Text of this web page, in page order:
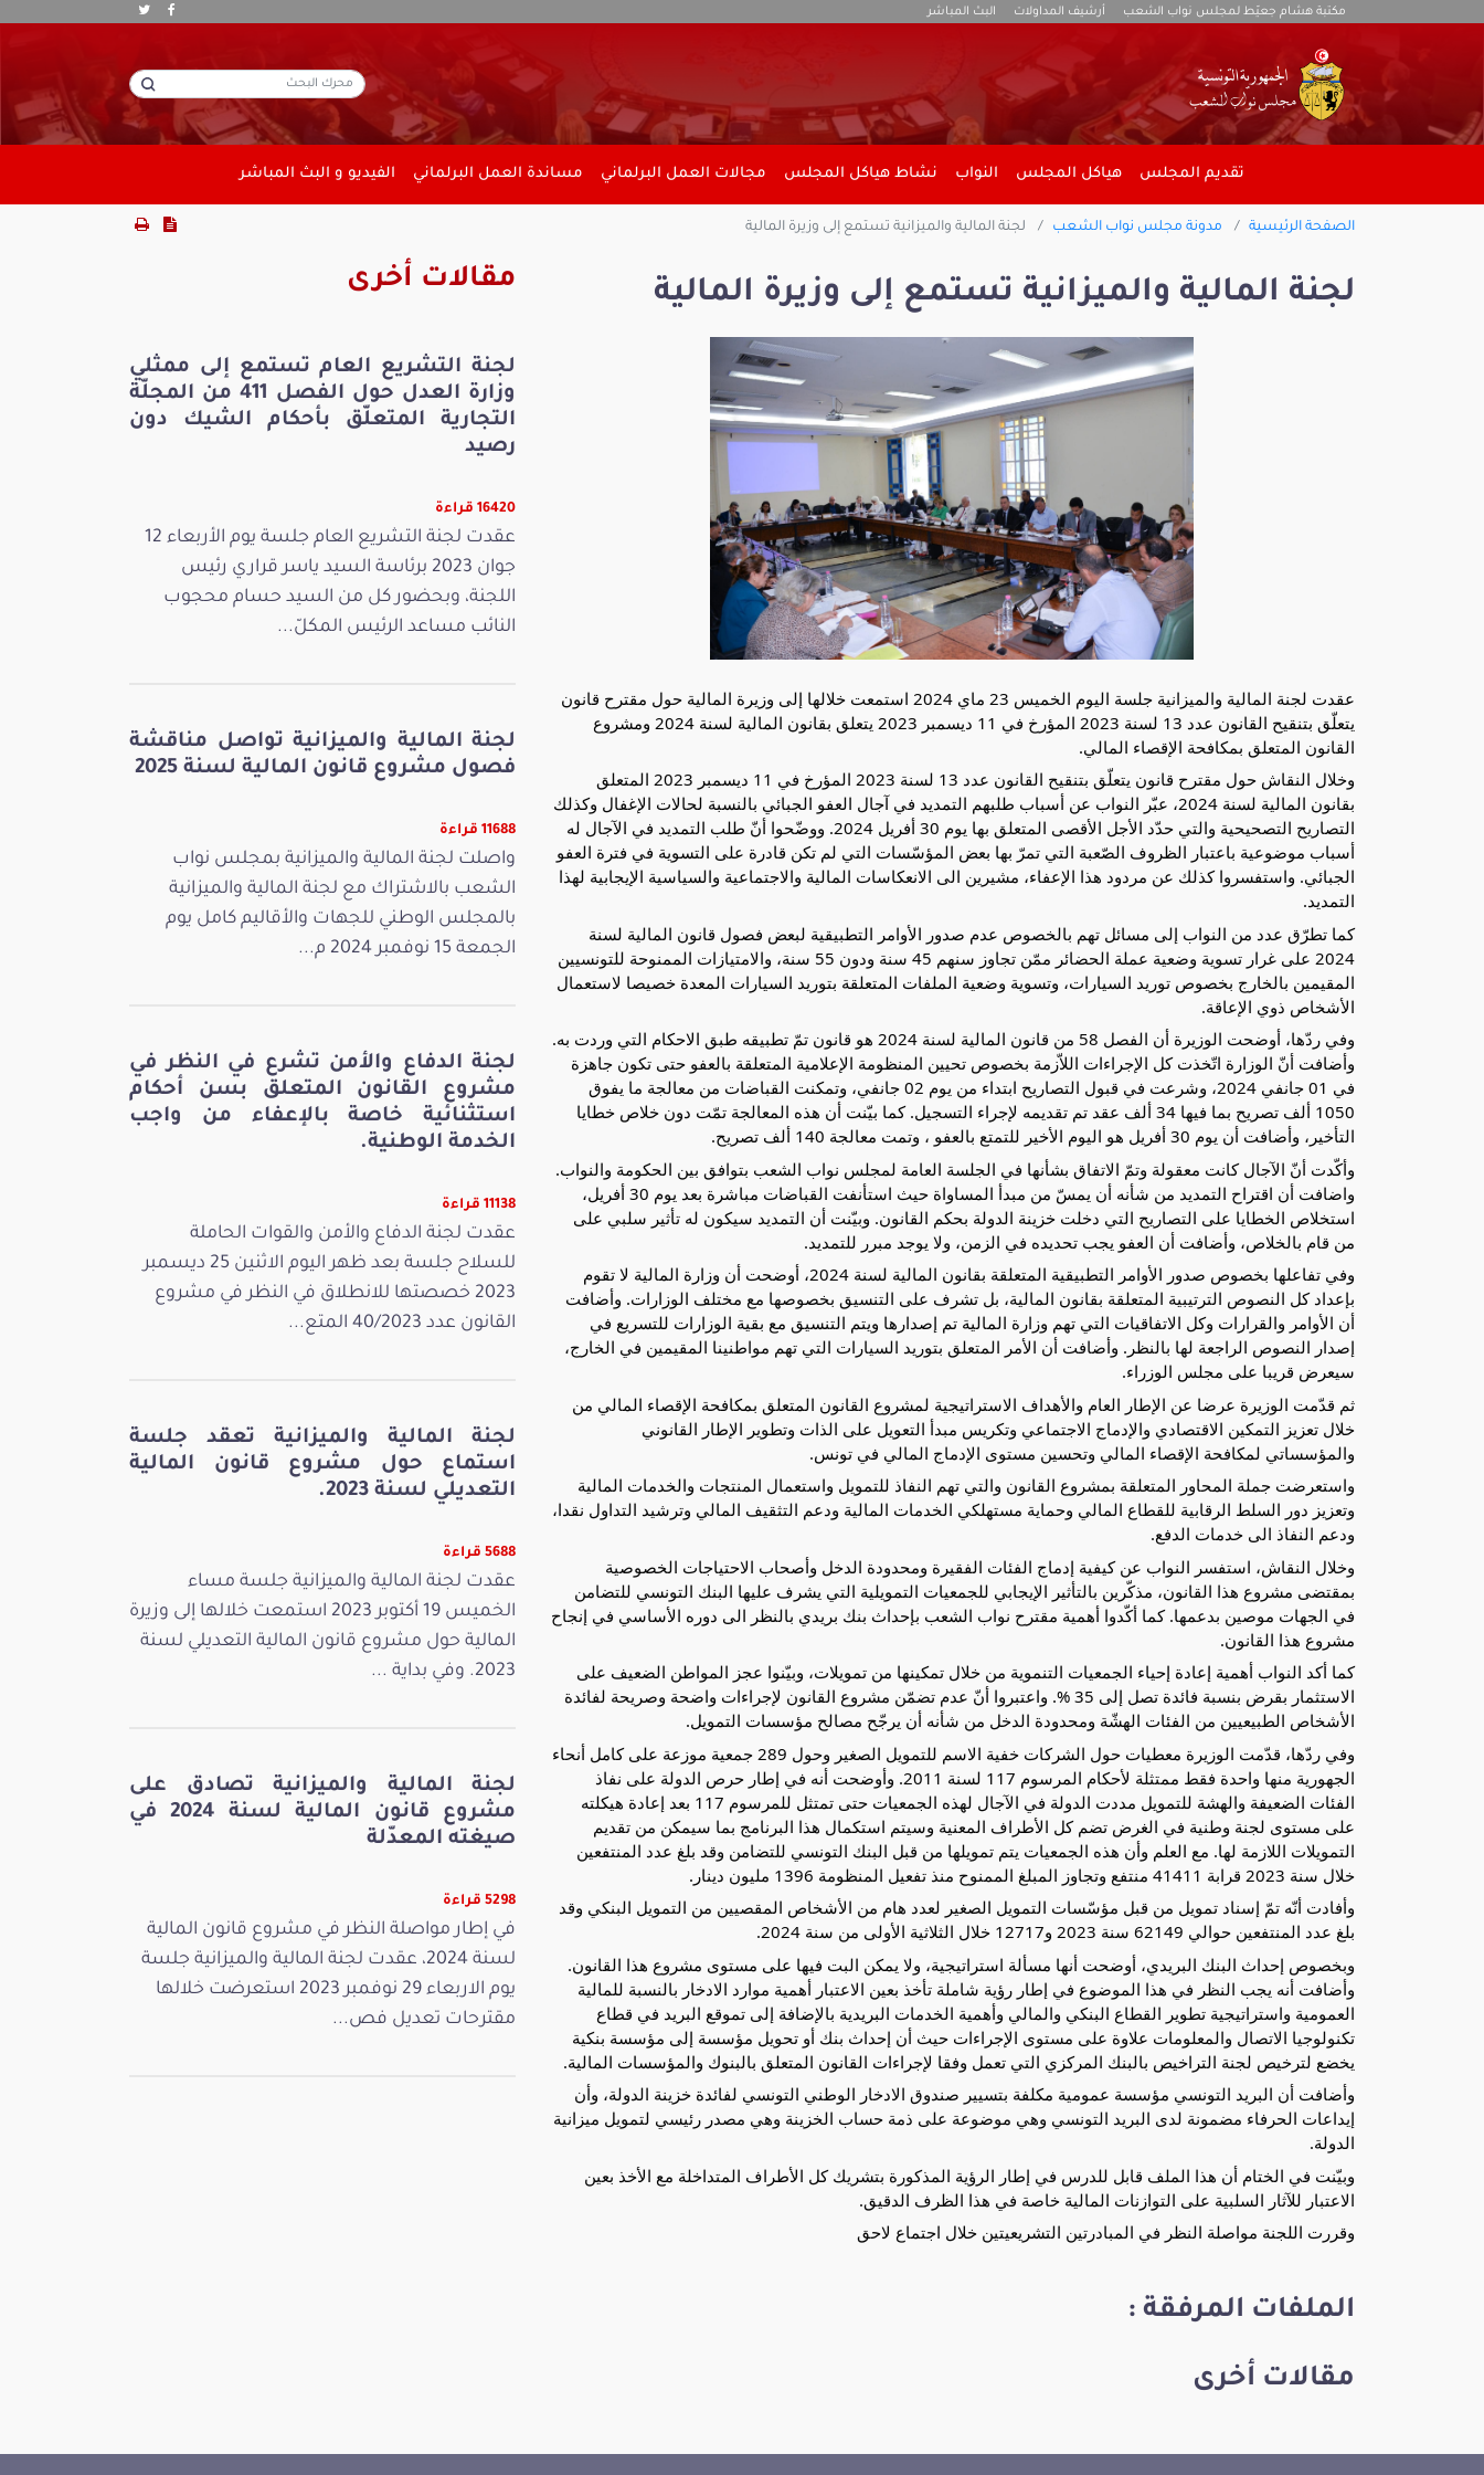
مكتبة هشام جعيّط لمجلس نواب الشعب أرشيف المداولات البث المباشر
تقديم المجلس هياكل المجلس النواب نشاط هياكل المجلس مجالات العمل البرلماني مساندة العمل البرلماني الفيديو و البث المباشر
الصفحة الرئيسية مدونة مجلس نواب الشعب لجنة المالية والميزانية تستمع إلى وزيرة المالية
لجنة المالية والميزانية تستمع إلى وزيرة المالية
عقدت لجنة المالية والميزانية جلسة اليوم الخميس 23 ماي 2024 استمعت خلالها إلى وزيرة المالية حول مقترح قانون
يتعلّق بتنقيح القانون عدد 13 لسنة 2023 المؤرخ في 11 ديسمبر 2023 يتعلق بقانون المالية لسنة 2024 ومشروع
القانون المتعلق بمكافحة الإقصاء المالي.
وخلال النقاش حول مقترح قانون يتعلّق بتنقيح القانون عدد 13 لسنة 2023 المؤرخ في 11 ديسمبر 2023 المتعلق
بقانون المالية لسنة 2024، عبّر النواب عن أسباب طلبهم التمديد في آجال العفو
الجبائي بالنسبة لحالات الإغفال وكذلك
التصاريح التصحيحية والتي حدّد الأجل الأقصى المتعلق بها يوم 30 أفريل 2024. ووضّحوا أنّ طلب التمديد في الآجال له
أسباب موضوعية باعتبار الظروف الصّعبة التي تمرّ بها بعض المؤسّسات التي لم تكن قادرة على التسوية في فترة العفو
الجبائي. واستفسروا كذلك عن مردود هذا الإعفاء، مشيرين الى الانعكاسات المالية والاجتماعية والسياسية الإيجابية لهذا
التمديد.
كما تطرّق عدد من النواب إلى مسائل تهم بالخصوص عدم صدور الأوامر التطبيقية لبعض فصول قانون المالية لسنة
2024 على غرار تسوية وضعية عملة الحضائر ممّن تجاوز سنهم 45 سنة ودون 55 سنة، والامتيازات الممنوحة للتونسيين
المقيمين بالخارج بخصوص توريد السيارات، وتسوية وضعية الملفات المتعلقة بتوريد السيارات المعدة خصيصا لاستعمال
الأشخاص ذوي الإعاقة.
وفي ردّها، أوضحت الوزيرة أن الفصل 58 من قانون المالية لسنة 2024 هو قانون تمّ تطبيقه طبق الاحكام التي وردت به.
وأضافت أنّ الوزارة اتّخذت كل الإجراءات اللاّزمة بخصوص تحيين المنظومة الإعلامية المتعلقة بالعفو حتى تكون جاهزة
في 01 جانفي 2024، وشرعت في قبول التصاريح ابتداء من يوم 02 جانفي، وتمكنت القباضات من معالجة ما يفوق
1050 ألف تصريح بما فيها 34 ألف عقد تم تقديمه لإجراء التسجيل. كما بيّنت أن هذه المعالجة تمّت دون خلاص خطايا
التأخير، وأضافت أن يوم 30 أفريل هو اليوم الأخير للتمتع بالعفو ، وتمت معالجة 140 ألف تصريح.
وأكّدت أنّ الآجال كانت معقولة وتمّ الاتفاق بشأنها في الجلسة العامة لمجلس نواب الشعب بتوافق بين الحكومة والنواب.
واضافت أن اقتراح التمديد من شأنه أن يمسّ من مبدأ المساواة حيث استأنفت القباضات مباشرة بعد يوم 30 أفريل،
استخلاص الخطايا على التصاريح التي دخلت خزينة الدولة بحكم القانون. وبيّنت أن التمديد سيكون له تأثير سلبي على
من قام بالخلاص، وأضافت أن العفو يجب تحديده في الزمن، ولا يوجد مبرر للتمديد.
وفي تفاعلها بخصوص صدور الأوامر التطبيقية المتعلقة بقانون المالية لسنة 2024، أوضحت أن وزارة المالية لا تقوم
بإعداد كل النصوص الترتيبية المتعلقة بقانون المالية، بل تشرف على التنسيق بخصوصها مع مختلف الوزارات. وأضافت
أن الأوامر والقرارات وكل الاتفاقيات التي تهم وزارة المالية تم إصدارها ويتم التنسيق مع بقية الوزارات للتسريع في
إصدار النصوص الراجعة لها بالنظر. وأضافت أن الأمر المتعلق بتوريد السيارات التي تهم مواطنينا المقيمين في الخارج،
سيعرض قريبا على مجلس الوزراء.
ثم قدّمت الوزيرة عرضا عن الإطار العام والأهداف الاستراتيجية لمشروع القانون المتعلق بمكافحة الإقصاء المالي من
خلال تعزيز التمكين الاقتصادي والإدماج الاجتماعي وتكريس مبدأ التعويل على الذات وتطوير الإطار القانوني
والمؤسساتي لمكافحة الإقصاء المالي وتحسين مستوى الإدماج المالي في تونس.
واستعرضت جملة المحاور المتعلقة بمشروع القانون والتي تهم النفاذ للتمويل واستعمال المنتجات والخدمات المالية
وتعزيز دور السلط الرقابية للقطاع المالي وحماية مستهلكي الخدمات المالية ودعم التثقيف المالي وترشيد التداول نقدا،
ودعم النفاذ الى خدمات الدفع.
وخلال النقاش، استفسر النواب عن كيفية إدماج الفئات الفقيرة ومحدودة الدخل وأصحاب الاحتياجات الخصوصية
بمقتضى مشروع هذا القانون، مذكّرين بالتأثير الإيجابي للجمعيات التمويلية التي يشرف عليها البنك التونسي للتضامن
في الجهات موصين بدعمها. كما أكّدوا أهمية مقترح نواب الشعب بإحداث بنك بريدي بالنظر الى دوره الأساسي في إنجاح
مشروع هذا القانون.
كما أكد النواب أهمية إعادة إحياء الجمعيات التنموية من خلال تمكينها من تمويلات، وبيّنوا عجز المواطن الضعيف على
الاستثمار بقرض بنسبة فائدة تصل إلى 35 %. واعتبروا أنّ عدم تضمّن مشروع القانون لإجراءات واضحة وصريحة لفائدة
الأشخاص الطبيعيين من الفئات الهشّة ومحدودة الدخل من شأنه أن يرجّح مصالح مؤسسات التمويل.
وفي ردّها، قدّمت الوزيرة معطيات حول الشركات خفية الاسم للتمويل الصغير وحول 289 جمعية موزعة على كامل أنحاء
الجهورية منها واحدة فقط ممتثلة لأحكام المرسوم 117 لسنة 2011. وأوضحت أنه في إطار حرص الدولة على نفاذ
الفئات الضعيفة والهشة للتمويل مددت الدولة في الآجال لهذه الجمعيات حتى تمتثل للمرسوم 117 بعد إعادة هيكلته
على مستوى لجنة وطنية في الغرض تضم كل الأطراف المعنية وسيتم استكمال هذا البرنامج بما سيمكن من تقديم
التمويلات اللازمة لها. مع العلم وأن هذه الجمعيات يتم تمويلها من قبل البنك التونسي للتضامن وقد بلغ عدد المنتفعين
خلال سنة 2023 قرابة 41411 منتفع وتجاوز المبلغ الممنوح منذ تفعيل المنظومة 1396 مليون دينار.
وأفادت أنّه تمّ إسناد تمويل من قبل مؤسّسات التمويل الصغير لعدد هام من الأشخاص المقصيين من التمويل البنكي وقد
بلغ عدد المنتفعين حوالي 62149 سنة 2023 و12717 خلال الثلاثية الأولى من سنة 2024.
وبخصوص إحداث البنك البريدي، أوضحت أنها مسألة استراتيجية، ولا يمكن البت فيها على مستوى مشروع هذا القانون.
وأضافت أنه يجب النظر في هذا الموضوع في إطار رؤية شاملة تأخذ بعين الاعتبار أهمية موارد الادخار بالنسبة للمالية
العمومية واستراتيجية تطوير القطاع البنكي والمالي وأهمية الخدمات البريدية بالإضافة إلى تموقع البريد في قطاع
تكنولوجيا الاتصال والمعلومات علاوة على مستوى الإجراءات حيث أن إحداث بنك أو تحويل مؤسسة إلى مؤسسة بنكية
يخضع لترخيص لجنة التراخيص بالبنك المركزي التي تعمل وفقا لإجراءات القانون المتعلق بالبنوك والمؤسسات المالية.
وأضافت أن البريد التونسي مؤسسة عمومية مكلفة بتسيير صندوق الادخار الوطني التونسي لفائدة خزينة الدولة، وأن
إيداعات الحرفاء مضمونة لدى البريد التونسي وهي موضوعة على ذمة حساب الخزينة وهي مصدر رئيسي لتمويل ميزانية
الدولة.
وبيّنت في الختام أن هذا الملف قابل للدرس في إطار الرؤية المذكورة بتشريك كل الأطراف المتداخلة مع الأخذ بعين
الاعتبار للآثار السلبية على التوازنات المالية خاصة في هذا الظرف الدقيق.
وقررت اللجنة مواصلة النظر في المبادرتين التشريعيتين خلال اجتماع لاحق
الملفات المرفقة :
مقالات أخرى
مقالات أخرى
لجنة التشريع العام تستمع إلى ممثلي
وزارة العدل حول الفصل 411 من المجلّة
التجارية المتعلّق بأحكام الشيك دون
رصيد
16420 قراءة
عقدت لجنة التشريع العام جلسة يوم الأربعاء 12
جوان 2023 برئاسة السيد ياسر قراري رئيس
اللجنة، وبحضور كل من السيد حسام محجوب
النائب مساعد الرئيس المكلّ...
لجنة المالية والميزانية تواصل مناقشة
فصول مشروع قانون المالية لسنة 2025
11688 قراءة
واصلت لجنة المالية والميزانية بمجلس نواب
الشعب بالاشتراك مع لجنة المالية والميزانية
بالمجلس الوطني للجهات والأقاليم كامل يوم
الجمعة 15 نوفمبر 2024 م...
لجنة الدفاع والأمن تشرع في النظر في
مشروع القانون المتعلق بسن أحكام
استثنائية خاصة بالإعفاء من واجب
الخدمة الوطنية.
11138 قراءة
عقدت لجنة الدفاع والأمن والقوات الحاملة
للسلاح جلسة بعد ظهر اليوم الاثنين 25 ديسمبر
2023 خصصتها للانطلاق في النظر في مشروع
القانون عدد 40/2023 المتع...
لجنة المالية والميزانية تعقد جلسة
استماع حول مشروع قانون المالية
التعديلي لسنة 2023.
5688 قراءة
عقدت لجنة المالية والميزانية جلسة مساء
الخميس 19 أكتوبر 2023 استمعت خلالها إلى وزيرة
المالية حول مشروع قانون المالية التعديلي لسنة
2023. وفي بداية ...
لجنة المالية والميزانية تصادق على
مشروع قانون المالية لسنة 2024 في
صيغته المعدّلة
5298 قراءة
في إطار مواصلة النظر في مشروع قانون المالية
لسنة 2024، عقدت لجنة المالية والميزانية جلسة
يوم الاربعاء 29 نوفمبر 2023 استعرضت خلالها
مقترحات تعديل فص...